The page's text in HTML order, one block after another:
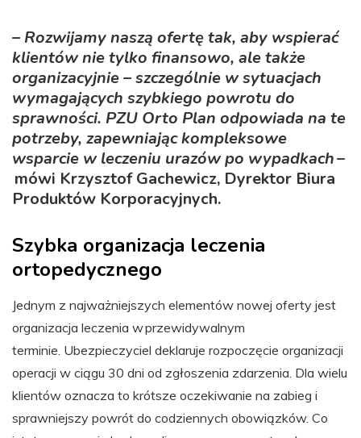
– Rozwijamy naszą ofertę tak, aby wspierać
klientów nie tylko finansowo, ale także
organizacyjnie – szczególnie w sytuacjach
wymagających szybkiego powrotu do
sprawności. PZU Orto Plan odpowiada na te
potrzeby, zapewniając kompleksowe
wsparcie w leczeniu urazów po wypadkach–
mówi Krzysztof Gachewicz, Dyrektor Biura
Produktów Korporacyjnych.
Szybka organizacja leczenia
ortopedycznego
Jednym z najważniejszych elementów nowej oferty jest
organizacja leczenia w przewidywalnym
terminie. Ubezpieczyciel deklaruje rozpoczęcie organizacji
operacji w ciągu 30 dni od zgłoszenia zdarzenia. Dla wielu
klientów oznacza to krótsze oczekiwanie na zabieg i
sprawniejszy powrót do codziennych obowiązków. Co